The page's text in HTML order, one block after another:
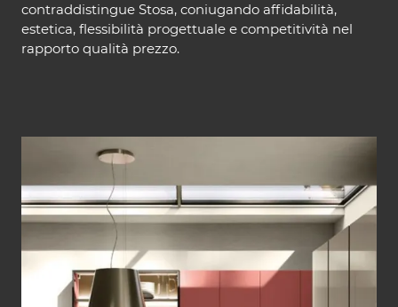
contraddistingue Stosa, coniugando affidabilità,
estetica, flessibilità progettuale e competitività nel
rapporto qualità prezzo.